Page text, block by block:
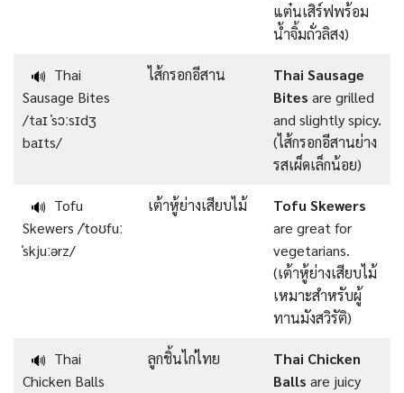
แต๋นเสิร์ฟพร้อม
น้ำจิ้มถั่วลิสง)
🔊 Thai
Sausage Bites
/taɪ ˈsɔːsɪdʒ
baɪts/
ไส้กรอกอีสาน
Thai Sausage
Bites are grilled
and slightly spicy.
(ไส้กรอกอีสานย่าง
รสเผ็ดเล็กน้อย)
🔊 Tofu
Skewers /ˈtoʊfuː
ˈskjuːərz/
เต้าหู้ย่างเสียบไม้
Tofu Skewers
are great for
vegetarians.
(เต้าหู้ย่างเสียบไม้
เหมาะสำหรับผู้
ทานมังสวิรัติ)
🔊 Thai
Chicken Balls
ลูกชิ้นไก่ไทย
Thai Chicken
Balls are juicy